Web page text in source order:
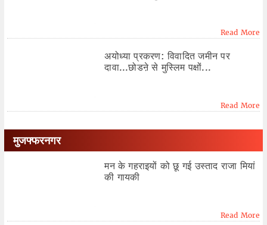
Read More
अयोध्या प्रकरण: विवादित जमीन पर
दावा...छोडऩे से मुस्लिम पक्षों...
Read More
मुजफ्फरनगर
मन के गहराइयों को छू गई उस्ताद राजा मियां
की गायकी
Read More